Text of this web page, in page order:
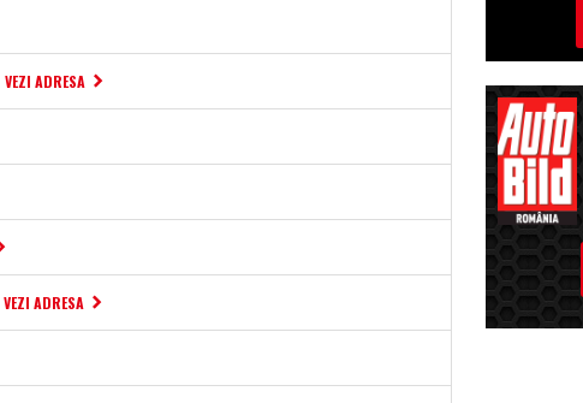
VEZI ADRESA
VEZI ADRESA